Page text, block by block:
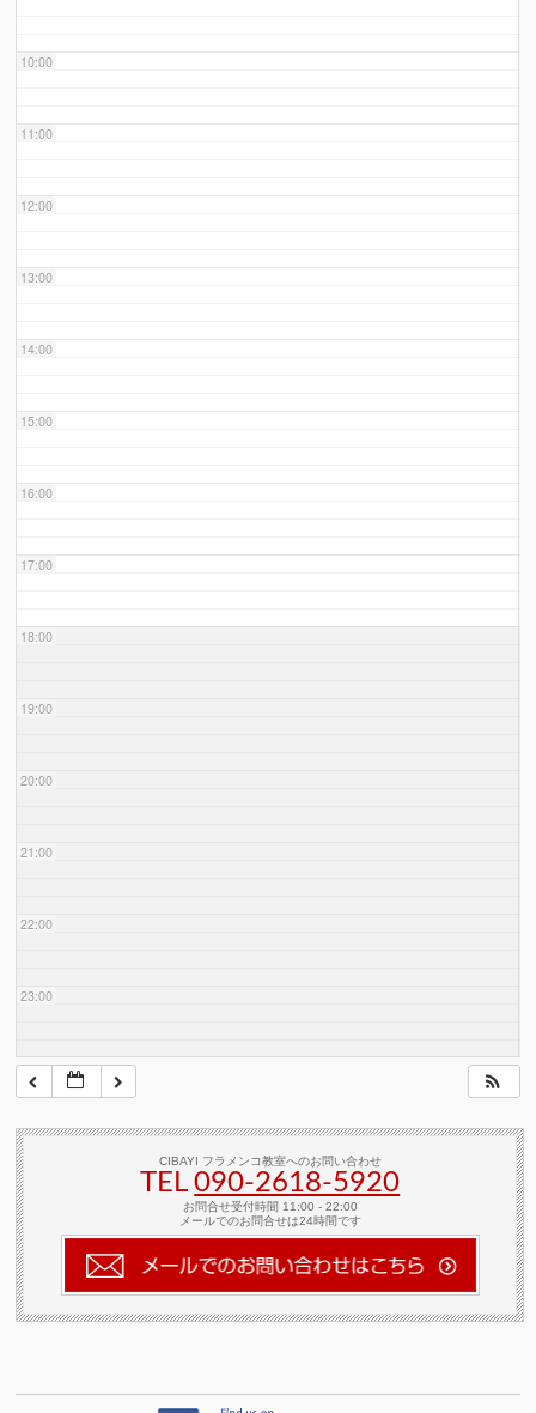
10:00
11:00
12:00
13:00
14:00
15:00
16:00
17:00
18:00
19:00
20:00
21:00
22:00
23:00
CIBAYI フラメンコ教室へのお問い合わせ
TEL090-2618‐5920
お問合せ受付時間 11:00 - 22:00
メールでのお問合せは24時間です